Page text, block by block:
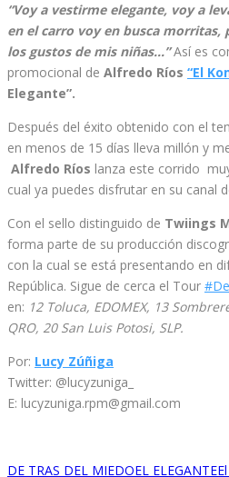
“Voy a vestirme elegante, voy a
en el carro voy en busca morritas,
los gustos de mis niñas…” Así es
promocional de Alfredo Ríos “El
Elegante”.
Después del éxito obtenido con el
en menos de 15 días lleva millón y
Alfredo Ríos lanza este corrido
cual ya puedes disfrutar en su canal
Con el sello distinguido de Twiings
forma parte de su producción
con la cual se está presentando en
República. Sigue de cerca el Tour ‪#‎
en: 12 Toluca, EDOMEX, 13
QRO, 20 San Luis Potosi, SLP.
Por: Lucy Zúñiga
Twitter: @lucyzuniga_
E: lucyzuniga.rpm@gmail.com
DE TRAS DEL MIEDOEL ELEGANTE